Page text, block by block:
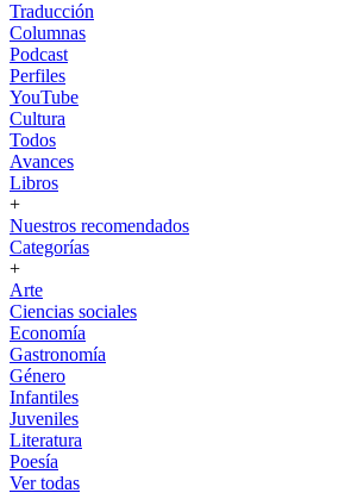
Traducción
Columnas
Podcast
Perfiles
YouTube
Cultura
Todos
Avances
Libros
+
Nuestros recomendados
Categorías
+
Arte
Ciencias sociales
Economía
Gastronomía
Género
Infantiles
Juveniles
Literatura
Poesía
Ver todas